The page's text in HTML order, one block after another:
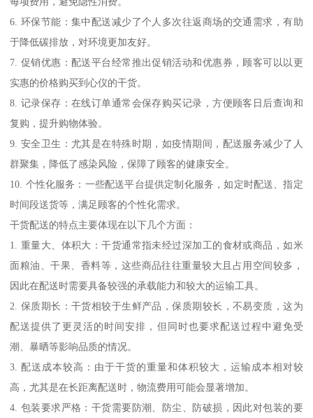
6. 环保节能：集中配送减少了个人多次往返商场的交通需求，有助
于降低碳排放，对环境更加友好。
7. 促销优惠：配送平台经常推出促销活动和优惠券，顾客可以以更
实惠的价格购买到心仪的干货。
8. 记录保存：在线订单通常会保存购买记录，方便顾客日后查询和
复购，提升购物体验。
9. 安全卫生：尤其是在特殊时期，如疫情期间，配送服务减少了人
群聚集，降低了感染风险，保障了顾客的健康安全。
10. 个性化服务：一些配送平台提供定制化服务，如定时配送、指定
时间段送货等，满足顾客的个性化需求。
干货配送的特点主要体现在以下几个方面：
1. 重量大、体积大：干货通常指未经过深加工的食材或商品，如米
面粮油、干果、香料等，这些商品往往重量较大且占用空间较多，
因此在配送时需要具备较强的承载能力和较大的运输工具。
2. 保质期长：干货相较于生鲜产品，保质期较长，不易变质，这为
配送提供了更灵活的时间安排，但同时也要求配送过程中避免受
潮、暴晒等影响品质的情况。
3. 配送成本较高：由于干货的重量和体积较大，运输成本相对较
高，尤其是在长距离配送时，物流费用可能会显著增加。
4. 包装要求严格：干货需要防潮、防尘、防破损，因此对包装的要